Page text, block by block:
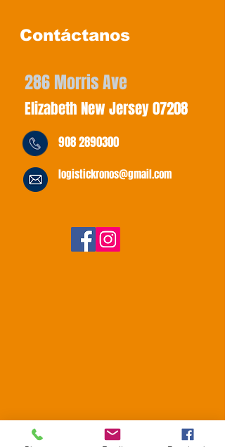
Contáctanos
286 Morris Ave
Elizabeth New Jersey 07208
908 2890300
logistickronos@gmail.com